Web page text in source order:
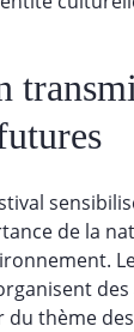
de la
thème